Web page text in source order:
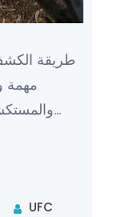
طريقة
مهمة
UFC